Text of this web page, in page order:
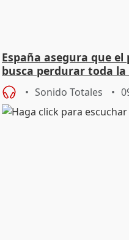
España asegura que el
busca perdurar toda
Sonido Totales